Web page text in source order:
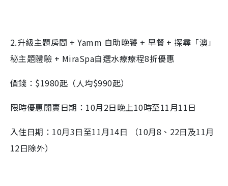
2.升級主題房間 + Yamm 自助晚饕 + 早餐 + 探尋「澳」
秘主題體驗 + MiraSpa自選水療療程8折優惠
價錢：$1980起（人均$990起）
限時優惠開賣日期：10月2日晚上10時至11月11日
入住日期：10月3日至11月14日 （10月8、22日及11月
12日除外）